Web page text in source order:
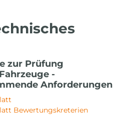
zur Prüfung
-
Anforderungen
Bewertungskreterien